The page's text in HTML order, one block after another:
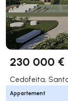
230 000 €
Appartement